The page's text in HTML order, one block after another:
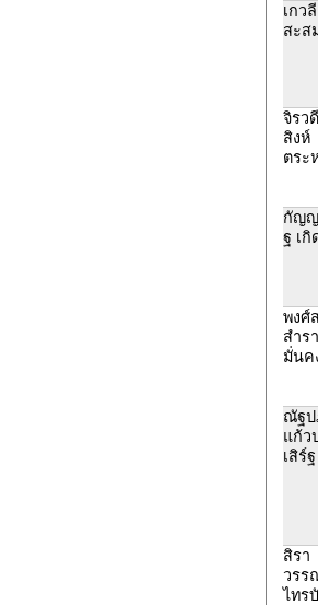
เกวลี
สะส
จิรวดี
สิงห์
ตระ
กัญ
ฐ เกิ
พงศ์
สำร
มั่นค
ณัฐป
แก้ว
เสิร์ฐ
สิรา
วรร
ไทร